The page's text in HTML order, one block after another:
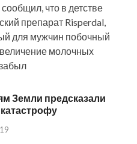
что в детстве
препарат Risperdal,
для мужчин побочный
молочных
Земли предсказали